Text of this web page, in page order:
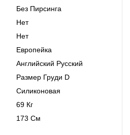
Без Пирсинга
Нет
Нет
Европейка
Английский Русский
Размер Груди D
Силиконовая
69 Кг
173 См